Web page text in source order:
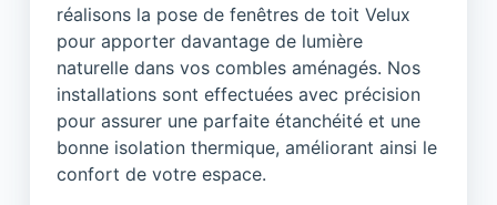
réalisons la pose de fenêtres de toit Velux
pour apporter davantage de lumière
naturelle dans vos combles aménagés. Nos
installations sont effectuées avec précision
pour assurer une parfaite étanchéité et une
bonne isolation thermique, améliorant ainsi le
confort de votre espace.